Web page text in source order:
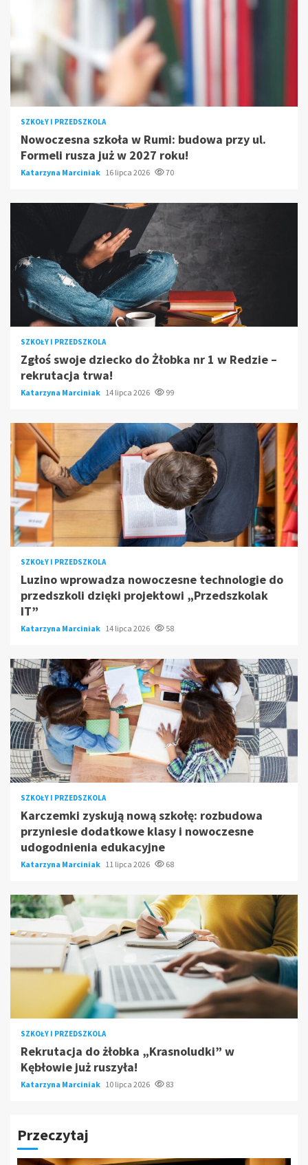
SZKOŁY I PRZEDSZKOLA
Nowoczesna szkoła w Rumi: budowa przy ul.
Formeli rusza już w 2027 roku!
Katarzyna Marciniak 16 lipca 2026 70
SZKOŁY I PRZEDSZKOLA
Zgłoś swoje dziecko do Żłobka nr 1 w Redzie –
rekrutacja trwa!
Katarzyna Marciniak 14 lipca 2026 99
SZKOŁY I PRZEDSZKOLA
Luzino wprowadza nowoczesne technologie do
przedszkoli dzięki projektowi „Przedszkolak
IT”
Katarzyna Marciniak 14 lipca 2026 58
SZKOŁY I PRZEDSZKOLA
Karczemki zyskują nową szkołę: rozbudowa
przyniesie dodatkowe klasy i nowoczesne
udogodnienia edukacyjne
Katarzyna Marciniak 11 lipca 2026 68
SZKOŁY I PRZEDSZKOLA
Rekrutacja do żłobka „Krasnoludki” w
Kębłowie już ruszyła!
Katarzyna Marciniak 10 lipca 2026 83
Przeczytaj